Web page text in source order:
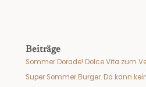
Beiträge
Sommer Dorade! Dolce Vita zum
Super Sommer Burger. Da kann